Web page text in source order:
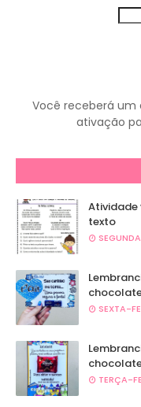
Você receberá um
ativação
texto
SEXTA-
TERÇA-